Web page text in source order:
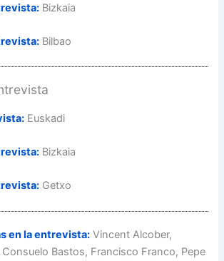
Bizkaia
Bilbao
Euskadi
Bizkaia
Getxo
en la entrevista: Vincent Alcober,
Bastos, Francisco Franco, Pepe